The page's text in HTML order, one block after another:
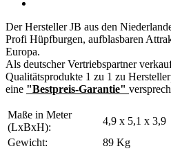
Der Hersteller JB aus den
Profi Hüpfburgen, aufblasbaren
Europa.
Als deutscher Vertriebspartner
Qualitätsprodukte 1 zu 1 zu
eine "Bestpreis-Garantie"
Maße in Meter
(LxBxH):
4,9 x 5,1 x 3,9
Gewicht:
89 Kg